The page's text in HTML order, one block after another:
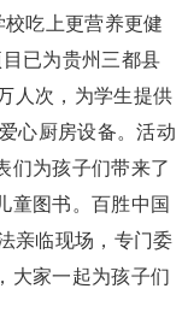
校吃上更营养更健
已为贵州三都县
人次，为学生提供
心厨房设备。活动
们为孩子们带来了
童图书。百胜中国
亲临现场，专门委
大家一起为孩子们